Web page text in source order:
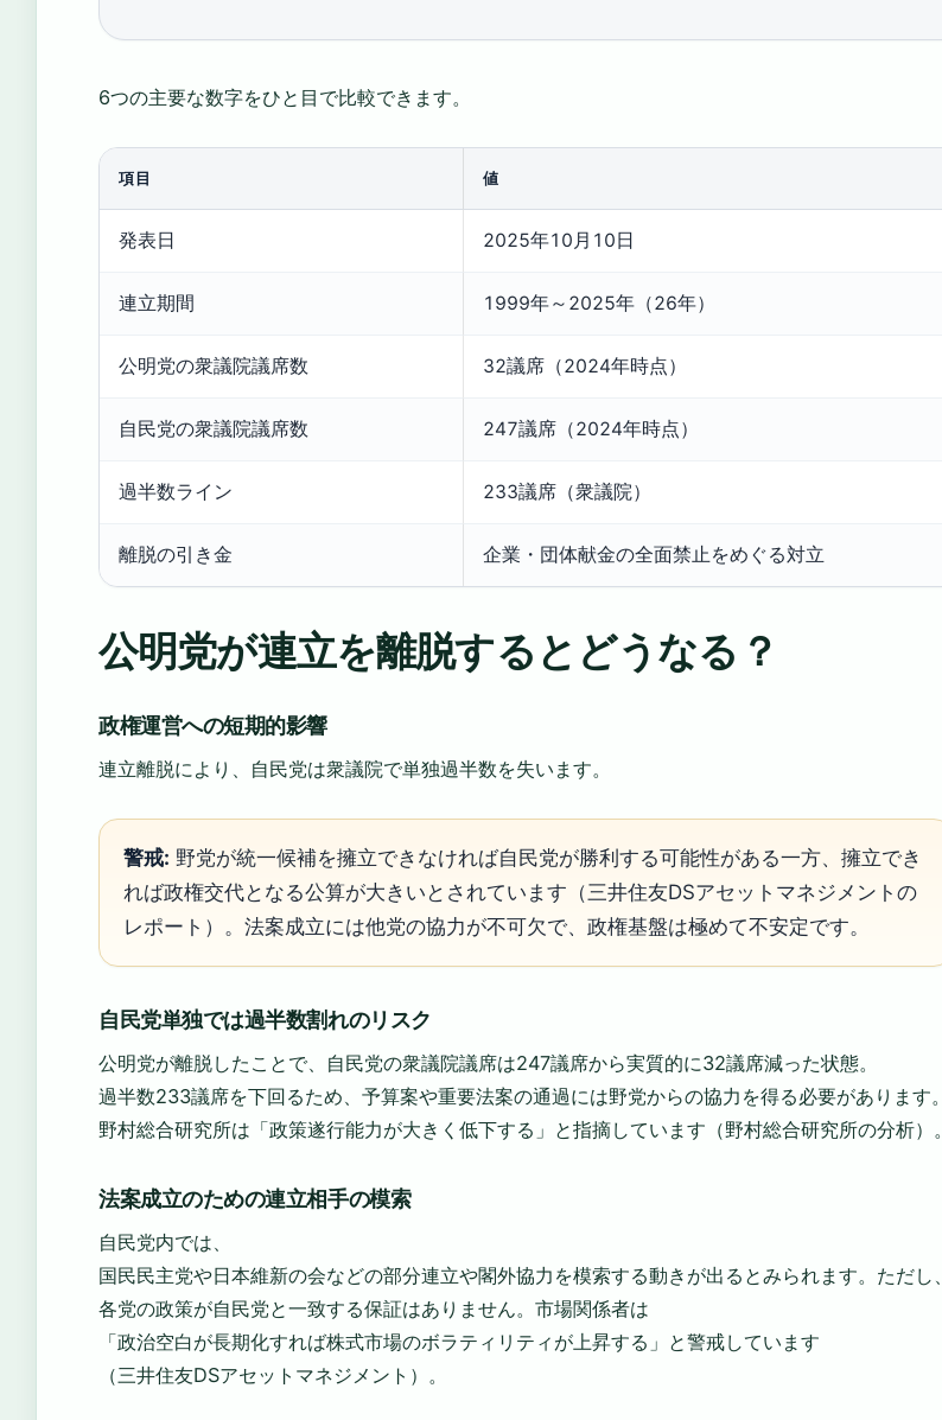
6つの主要な数字をひと目で比較できます。
項目 値
発表日 2025年10月10日
連立期間 1999年～2025年（26年）
公明党の衆議院議席数 32議席（2024年時点）
自民党の衆議院議席数 247議席（2024年時点）
過半数ライン 233議席（衆議院）
離脱の引き金 企業・団体献金の全面禁止をめぐる対立
公明党が連立を離脱するとどうなる？
政権運営への短期的影響
連立離脱により、自民党は衆議院で単独過半数を失います。
警戒: 野党が統一候補を擁立できなければ自民党が勝利する可能性がある一方、擁立でき
れば政権交代となる公算が大きいとされています（三井住友DSアセットマネジメントの
レポート）。法案成立には他党の協力が不可欠で、政権基盤は極めて不安定です。
自民党単独では過半数割れのリスク
公明党が離脱したことで、自民党の衆議院議席は247議席から実質的に32議席減った状態。
過半数233議席を下回るため、予算案や重要法案の通過には野党からの協力を得る必要があります。
野村総合研究所は「政策遂行能力が大きく低下する」と指摘しています（野村総合研究所の分析）。
法案成立のための連立相手の模索
自民党内では、
国民民主党や日本維新の会などの部分連立や閣外協力を模索する動きが出るとみられます。ただし、
各党の政策が自民党と一致する保証はありません。市場関係者は
「政治空白が長期化すれば株式市場のボラティリティが上昇する」と警戒しています
（三井住友DSアセットマネジメント）。